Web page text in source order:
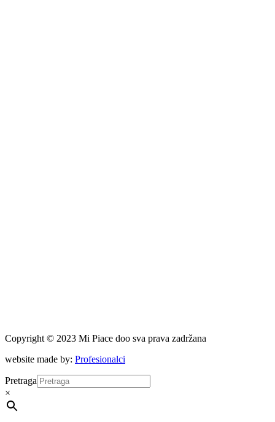
Copyright © 2023 Mi Piace doo sva prava zadržana
website made by: Profesionalci
Pretraga
×